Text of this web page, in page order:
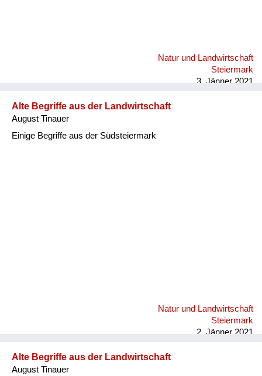
Natur und Landwirtschaft
Steiermark
3. Jänner 2021
Alte Begriffe aus der Landwirtschaft
August Tinauer
Einige Begriffe aus der Südsteiermark
Natur und Landwirtschaft
Steiermark
2. Jänner 2021
Alte Begriffe aus der Landwirtschaft
August Tinauer